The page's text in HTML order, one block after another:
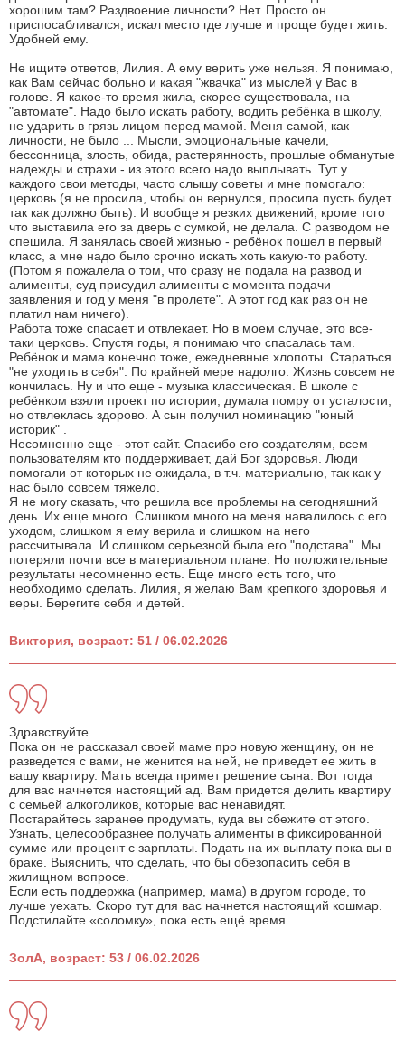
хорошим там? Раздвоение личности? Нет. Просто он
приспосабливался, искал место где лучше и проще будет жить.
Удобней ему.
Не ищите ответов, Лилия. А ему верить уже нельзя. Я понимаю,
как Вам сейчас больно и какая "жвачка" из мыслей у Вас в
голове. Я какое-то время жила, скорее существовала, на
"автомате". Надо было искать работу, водить ребёнка в школу,
не ударить в грязь лицом перед мамой. Меня самой, как
личности, не было ... Мысли, эмоциональные качели,
бессонница, злость, обида, растерянность, прошлые обманутые
надежды и страхи - из этого всего надо выплывать. Тут у
каждого свои методы, часто слышу советы и мне помогало:
церковь (я не просила, чтобы он вернулся, просила пусть будет
так как должно быть). И вообще я резких движений, кроме того
что выставила его за дверь с сумкой, не делала. С разводом не
спешила. Я занялась своей жизнью - ребёнок пошел в первый
класс, а мне надо было срочно искать хоть какую-то работу.
(Потом я пожалела о том, что сразу не подала на развод и
алименты, суд присудил алименты с момента подачи
заявления и год у меня "в пролете". А этот год как раз он не
платил нам ничего).
Работа тоже спасает и отвлекает. Но в моем случае, это все-
таки церковь. Спустя годы, я понимаю что спасалась там.
Ребёнок и мама конечно тоже, ежедневные хлопоты. Стараться
"не уходить в себя". По крайней мере надолго. Жизнь совсем не
кончилась. Ну и что еще - музыка классическая. В школе с
ребёнком взяли проект по истории, думала помру от усталости,
но отвлеклась здорово. А сын получил номинацию "юный
историк" .
Несомненно еще - этот сайт. Спасибо его создателям, всем
пользователям кто поддерживает, дай Бог здоровья. Люди
помогали от которых не ожидала, в т.ч. материально, так как у
нас было совсем тяжело.
Я не могу сказать, что решила все проблемы на сегодняшний
день. Их еще много. Слишком много на меня навалилось с его
уходом, слишком я ему верила и слишком на него
рассчитывала. И слишком серьезной была его "подстава". Мы
потеряли почти все в материальном плане. Но положительные
результаты несомненно есть. Еще много есть того, что
необходимо сделать. Лилия, я желаю Вам крепкого здоровья и
веры. Берегите себя и детей.
Виктория, возраст: 51 / 06.02.2026
Здравствуйте.
Пока он не рассказал своей маме про новую женщину, он не
разведется с вами, не женится на ней, не приведет ее жить в
вашу квартиру. Мать всегда примет решение сына. Вот тогда
для вас начнется настоящий ад. Вам придется делить квартиру
с семьей алкоголиков, которые вас ненавидят.
Постарайтесь заранее продумать, куда вы сбежите от этого.
Узнать, целесообразнее получать алименты в фиксированной
сумме или процент с зарплаты. Подать на их выплату пока вы в
браке. Выяснить, что сделать, что бы обезопасить себя в
жилищном вопросе.
Если есть поддержка (например, мама) в другом городе, то
лучше уехать. Скоро тут для вас начнется настоящий кошмар.
Подстилайте «соломку», пока есть ещё время.
ЗолА, возраст: 53 / 06.02.2026